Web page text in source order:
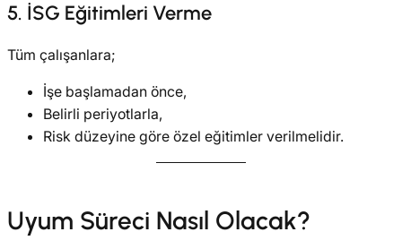
5. İSG Eğitimleri Verme
Tüm çalışanlara;
İşe başlamadan önce,
Belirli periyotlarla,
Risk düzeyine göre özel eğitimler verilmelidir.
Uyum Süreci Nasıl Olacak?